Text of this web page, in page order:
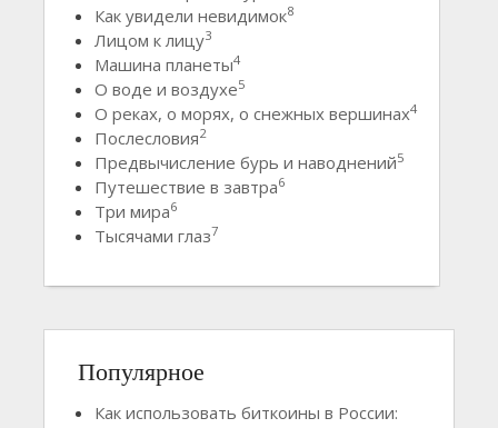
Как увидели невидимок8
Лицом к лицу3
Машина планеты4
О воде и воздухе5
О реках, о морях, о снежных вершинах4
Послесловия2
Предвычисление бурь и наводнений5
Путешествие в завтра6
Три мира6
Тысячами глаз7
Популярное
Как использовать биткоины в России: